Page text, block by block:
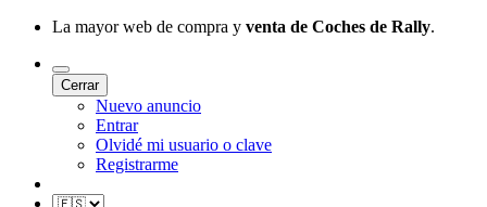
La mayor web de compra y venta de Coches de Rally.
Cerrar
Nuevo anuncio
Entrar
Olvidé mi usuario o clave
Registrarme